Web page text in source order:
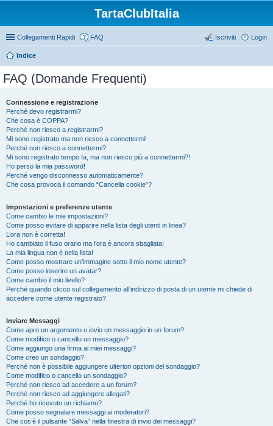
TartaClubItalia
Collegamenti Rapidi FAQ Login
Iscriviti
Indice
FAQ (Domande Frequenti)
Connessione e registrazione
Perché devo registrarmi?
Che cosa è COPPA?
Perché non riesco a registrarmi?
Mi sono registrato ma non riesco a connettermi!
Perché non riesco a connettermi?
Mi sono registrato tempo fa, ma non riesco più a connettermi?!
Ho perso la mia password!
Perché vengo disconnesso automaticamente?
Che cosa provoca il comando “Cancella cookie”?
Impostazioni e preferenze utente
Come cambio le mie impostazioni?
Come posso evitare di apparire nella lista degli utenti in linea?
L’ora non è corretta!
Ho cambiato il fuso orario ma l’ora è ancora sbagliata!
La mia lingua non è nella lista!
Come posso mostrare un’immagine sotto il mio nome utente?
Come posso inserire un avatar?
Come cambio il mio livello?
Perché quando clicco sul collegamento all’indirizzo di posta di un utente mi chiede di
accedere come utente registrato?
Inviare Messaggi
Come apro un argomento o invio un messaggio in un forum?
Come modifico o cancello un messaggio?
Come aggiungo una firma ai miei messaggi?
Come creo un sondaggio?
Perché non è possibile aggiungere ulteriori opzioni del sondaggio?
Come modifico o cancello un sondaggio?
Perché non riesco ad accedere a un forum?
Perché non riesco ad aggiungere allegati?
Perché ho ricevuto un richiamo?
Come posso segnalare messaggi ai moderatori?
Che cos’è il pulsante “Salva” nella finestra di invio dei messaggi?